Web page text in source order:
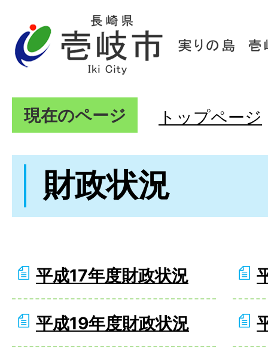
現在のページ トップページ
財政状況
平成17年度財政状況
平成19年度財政状況